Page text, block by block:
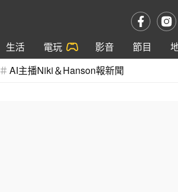
生活 電玩 影音 節目
AI主播Niki＆Hanson報新聞